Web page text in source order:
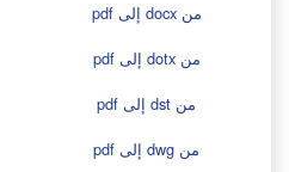
من docx إلى pdf
من dotx إلى pdf
من dst إلى pdf
من dwg إلى pdf